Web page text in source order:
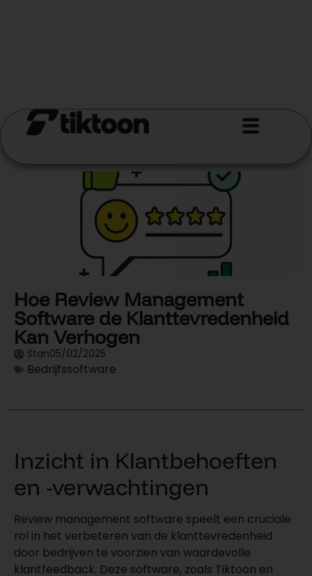
Hoe Review Management
Software de Klanttevredenheid
Kan Verhogen
Stan05/02/2025
Bedrijfssoftware
Inzicht in Klantbehoeften
en -verwachtingen
Review management software speelt een cruciale
rol in het verbeteren van de klanttevredenheid
door bedrijven te voorzien van waardevolle
klantfeedback. Deze software, zoals Tiktoon en